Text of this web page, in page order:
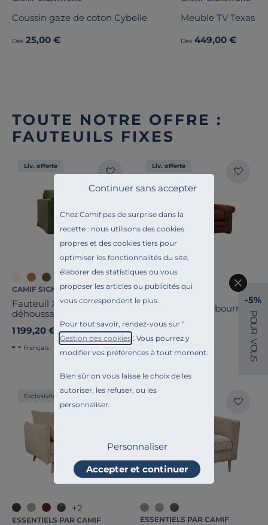
Chez Camif pas de surprise dans la
recette : nous utilisons des cookies
propres et des cookies tiers pour
optimiser les fonctionnalités du site,
élaborer des statistiques ou vous
proposer les articles ou publicités qui
vous correspondent le plus.
Pour tout savoir, rendez-vous sur "
Gestion des cookies". Vous pourrez y
modifier vos préférences à tout moment.
Bien sûr on vous laisse le choix de les
autoriser, les refuser, ou les
personnaliser.
Continuer sans accepter
Personnaliser
Accepter et continuer
Coussin gaze de coton Cybelle
Dès 25,00 €
Meuble TV Texas
Dès 449,00 €
TOUTE NOTRE OFFRE :
FAUTEUILS FIXES
Liv. offerte
CAMIF SIGNATURE
Fauteuil XL lin
déhoussable Martigues
1 199,20 € Ancien prix
1 499,00 € -20%
Français
Liv. offerte
CAMIF SIGNATURE
Fauteuil cuir Melbourne
1 999,00 €
Exclusivité
+2
ESSENTIELS PAR CAMIF ESSENTIELS PAR CAMIF
-5%
P
O
U
R
V
O
U
S